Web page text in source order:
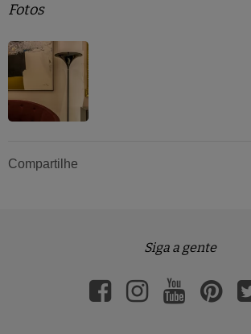
Fotos
Compartilhe
Siga a gente